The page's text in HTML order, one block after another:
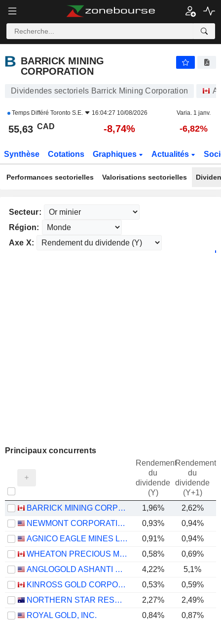
BARRICK MINING
CORPORATION
Dividendes sectoriels Barrick Mining Corporation
Temps Différé Toronto S.E. 16:04:27 10/08/2026 Varia. 1 janv.
55,63 CAD -8,74% -6,82%
Synthèse Cotations Graphiques Actualités
Performances sectorielles Valorisations sectorielles
Secteur:
Région:
Axe X:
Principaux concurrents
Rendement
du
dividende
(Y)
Rendement
du
dividende
(Y+1)
BARRICK MINING CORPORATION 1,96% 2,62%
NEWMONT CORPORATION
0,93% 0,94%
AGNICO EAGLE MINES LIMITED
0,91% 0,94%
WHEATON PRECIOUS METALS CORP.
0,58% 0,69%
ANGLOGOLD ASHANTI PLC
4,22% 5,1%
KINROSS GOLD CORPORATION
0,53%
0,59%
NORTHERN STAR RESOURCES LIMITED
2,27% 2,49%
ROYAL GOLD, INC.
0,84% 0,87%